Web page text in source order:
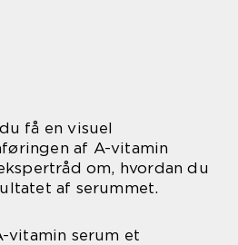
få en visuel
af A-vitamin
om, hvordan du
af serummet.
vitamin serum et